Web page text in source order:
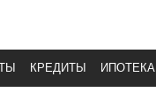
КРЕДИТЫ ИПОТЕКА